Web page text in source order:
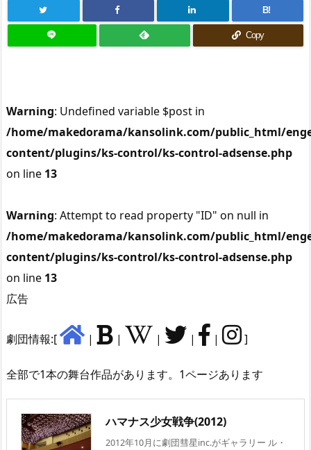
B!
Copy
Warning: Undefined variable $post in
/home/makedorama/kansolink.com/public_html/
content/plugins/ks-control/ks-control-adsense.php
on line 13
Warning: Attempt to read property "ID" on null in
/home/makedorama/kansolink.com/public_html/
content/plugins/ks-control/ks-control-adsense.php
on line 13
広告
劇団情報:[ | | | | | ]
全部で1本の舞台作品があります。1ページあります
ハマナス少女戦争(2012)
2012年10月に劇団彗星inc.がギャラリー ル・